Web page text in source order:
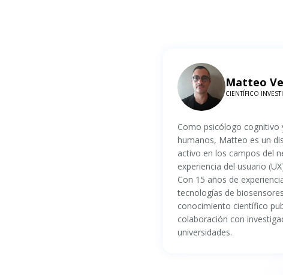
Matteo
CIENTÍFICO
Como psicólogo
humanos, Matteo es un
activo en los campos del
experiencia del usuario
Con 15 años de
tecnologías de
conocimiento científico
colaboración con
universidades.